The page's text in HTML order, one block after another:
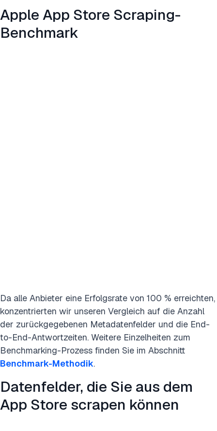
Apple App Store Scraping-
Benchmark
Da alle Anbieter eine Erfolgsrate von 100 % erreichten,
konzentrierten wir unseren Vergleich auf die Anzahl
der zurückgegebenen Metadatenfelder und die End-
to-End-Antwortzeiten. Weitere Einzelheiten zum
Benchmarking-Prozess finden Sie im Abschnitt
Benchmark-Methodik.
Datenfelder, die Sie aus dem
App Store scrapen können